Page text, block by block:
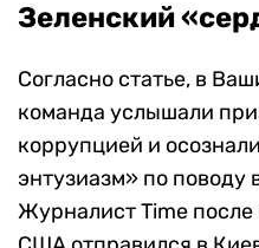
Зеленский
Согласно статье, в
команда услышали
коррупцией и
энтузиазм» по
Журналист Time после